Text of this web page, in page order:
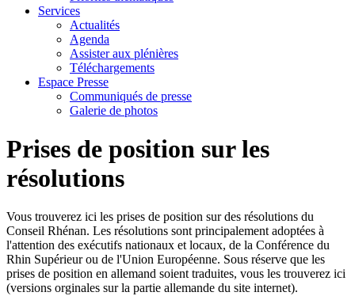
Services
Actualités
Agenda
Assister aux plénières
Téléchargements
Espace Presse
Communiqués de presse
Galerie de photos
Prises de position sur les
résolutions
Vous trouverez ici les prises de position sur des résolutions du
Conseil Rhénan. Les résolutions sont principalement adoptées à
l'attention des exécutifs nationaux et locaux, de la Conférence du
Rhin Supérieur ou de l'Union Européenne. Sous réserve que les
prises de position en allemand soient traduites, vous les trouverez ici
(versions orginales sur la partie allemande du site internet).